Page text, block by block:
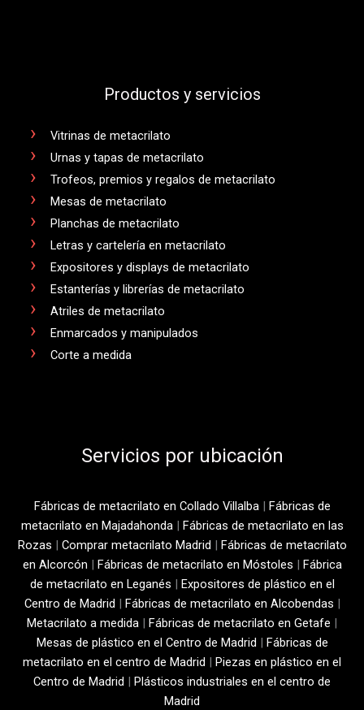
Productos y servicios
Vitrinas de metacrilato
Urnas y tapas de metacrilato
Trofeos, premios y regalos de metacrilato
Mesas de metacrilato
Planchas de metacrilato
Letras y cartelería en metacrilato
Expositores y displays de metacrilato
Estanterías y librerías de metacrilato
Atriles de metacrilato
Enmarcados y manipulados
Corte a medida
Servicios por ubicación
Fábricas de metacrilato en Collado Villalba| Fábricas de
metacrilato en Majadahonda| Fábricas de metacrilato en las
Rozas | Comprar metacrilato Madrid | Fábricas de metacrilato
en Alcorcón | Fábricas de metacrilato en Móstoles | Fábrica
de metacrilato en Leganés | Expositores de plástico en el
Centro de Madrid | Fábricas de metacrilato en Alcobendas |
Metacrilato a medida | Fábricas de metacrilato en Getafe |
Mesas de plástico en el Centro de Madrid | Fábricas de
metacrilato en el centro de Madrid | Piezas en plástico en el
Centro de Madrid | Plásticos industriales en el centro de
Madrid